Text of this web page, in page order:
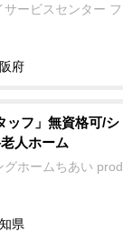
ービスセンター フ
府
ッフ」無資格可/シ
人ホーム
ホームちあい prod
県